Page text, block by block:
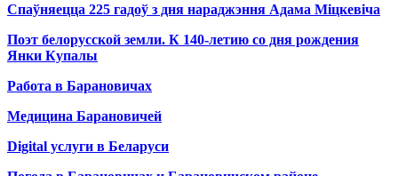
Спаўняецца 225 гадоў з дня нараджэння Адама Міцкевіча
Поэт белорусской земли. К 140-летию со дня рождения
Янки Купалы
Работа в Барановичах
Медицина Барановичей
Digital услуги в Беларуси